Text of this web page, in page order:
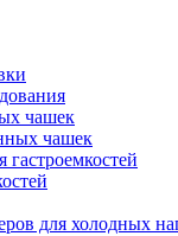
чашек
чашек
для холодных